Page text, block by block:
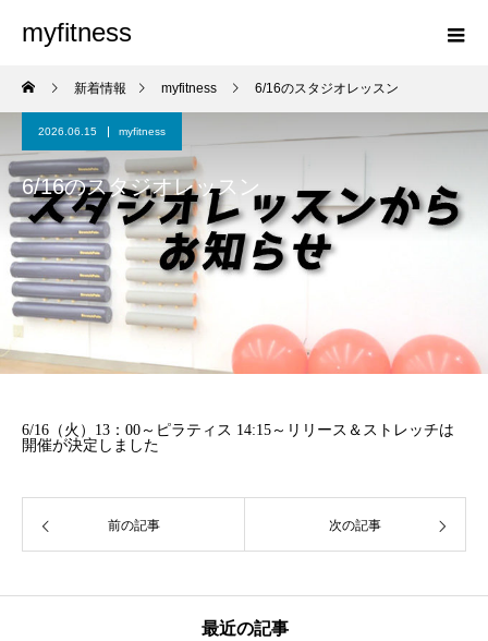
myfitness
新着情報 myfitness 6/16のスタジオレッスン
2026.06.15 myfitness
6/16のスタジオレッスン
6/16（火）13：00～ピラティス 14:15～リリース＆ストレッチは
開催が決定しました
前の記事 次の記事
最近の記事